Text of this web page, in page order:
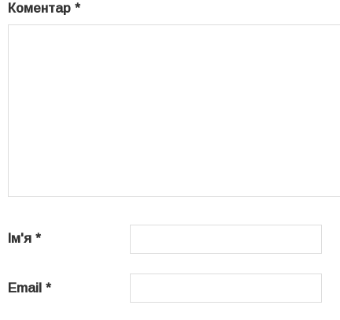
Коментар *
Ім'я *
Email *